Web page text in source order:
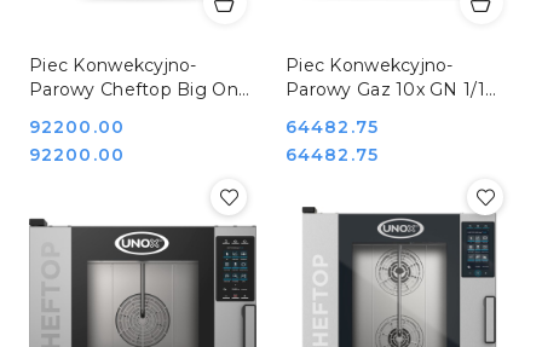
Piec Konwekcyjno-
Parowy Cheftop Big One
29,3 kW U 400 V Unox
9012061
Cena:
92200.00
Cena:
92200.00
Piec Konwekcyjno-
Parowy Gaz 10x GN 1/1
Cena:
64482.75
Cena:
64482.75